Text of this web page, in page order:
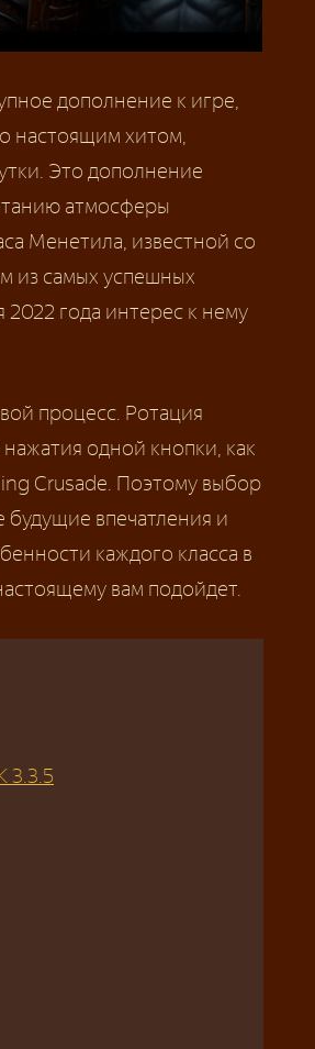
дополнение к игре,
настоящим хитом,
Это дополнение
атмосферы
Менетила, известной со
из самых успешных
года интерес к нему
процесс. Ротация
одной кнопки, как
Crusade. Поэтому выбор
впечатления и
каждого класса в
вам подойдет.
3.3.5